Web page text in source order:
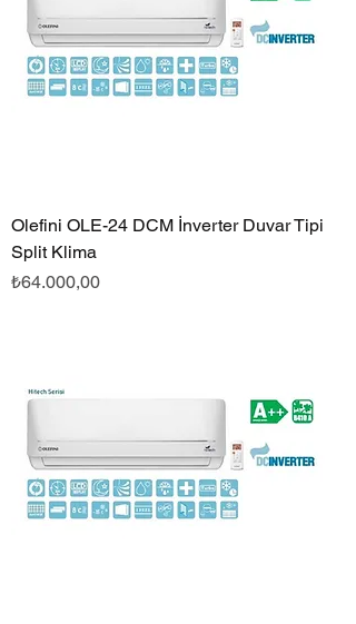
Olefini OLE-24 DCM İnverter Duvar Tipi
Split Klima
Fiyat
₺64.000,00